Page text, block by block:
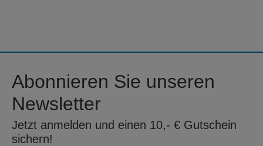
Abonnieren Sie unseren
Newsletter
Jetzt anmelden und einen 10,- € Gutschein
sichern!